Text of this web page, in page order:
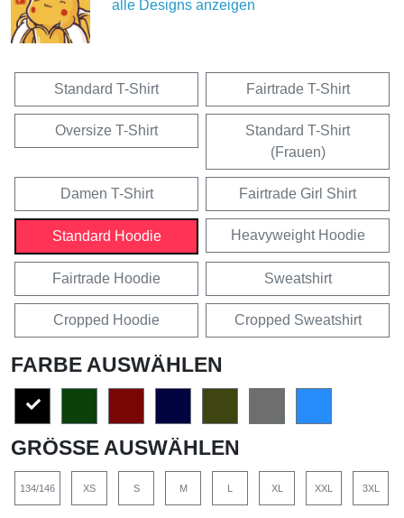
alle Designs anzeigen
Standard T-Shirt Fairtrade T-Shirt
Oversize T-Shirt
Standard T-Shirt
(Frauen)
Damen T-Shirt Fairtrade Girl Shirt
Standard Hoodie Heavyweight Hoodie
Fairtrade Hoodie Sweatshirt
Cropped Hoodie Cropped Sweatshirt
FARBE AUSWÄHLEN
GRÖSSE AUSWÄHLEN
134/146 XS S M L XL XXL 3XL